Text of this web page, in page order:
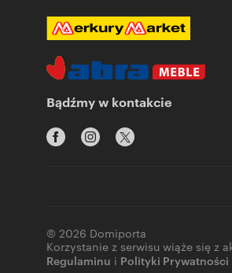
Bądźmy w kontakcie
© 2026 Domiporta
Korzystanie z serwisu wiąże się z
Regulaminu i Polityki Prywatności